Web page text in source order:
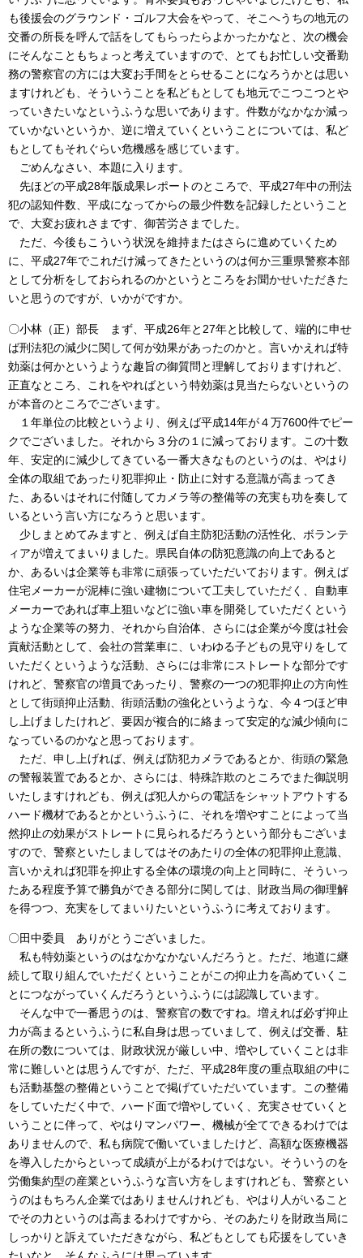
も後援会のグラウンド・ゴルフ大会をやって、そこへうちの地元の
交番の所長を呼んで話をしてもらったらよかったかなと、次の機会
にそんなこともちょっと考えていますので、とてもお忙しい交番勤
務の警察官の方には大変お手間をとらせることになろうかとは思い
ますけれども、そういうことを私どもとしても地元でこつこつとや
っていきたいなというふうな思いであります。件数がなかなか減っ
ていかないというか、逆に増えていくということについては、私ど
もとしてもそれぐらい危機感を感じています。
ごめんなさい、本題に入ります。
先ほどの平成28年版成果レポートのところで、平成27年中の刑法
犯の認知件数、平成になってからの最少件数を記録したということ
で、大変お疲れさまです、御苦労さまでした。
ただ、今後もこういう状況を維持またはさらに進めていくため
に、平成27年でこれだけ減ってきたというのは何か三重県警察本部
として分析をしておられるのかというところをお聞かせいただきた
いと思うのですが、いかがですか。
〇小林（正）部長 まず、平成26年と27年と比較して、端的に申せ
ば刑法犯の減少に関して何が効果があったのかと。言いかえれば特
効薬は何かというような趣旨の御質問と理解しておりますけれど、
正直なところ、これをやればという特効薬は見当たらないというの
が本音のところでございます。
１年単位の比較というより、例えば平成14年が４万7600件でピー
クでございました。それから３分の１に減っております。この十数
年、安定的に減少してきている一番大きなものというのは、やはり
全体の取組であったり犯罪抑止・防止に対する意識が高まってき
た、あるいはそれに付随してカメラ等の整備等の充実も功を奏して
いるという言い方になろうと思います。
少しまとめてみますと、例えば自主防犯活動の活性化、ボランテ
ィアが増えてまいりました。県民自体の防犯意識の向上であると
か、あるいは企業等も非常に頑張っていただいております。例えば
住宅メーカーが泥棒に強い建物について工夫していただく、自動車
メーカーであれば車上狙いなどに強い車を開発していただくという
ような企業等の努力、それから自治体、さらには企業が今度は社会
貢献活動として、会社の営業車に、いわゆる子どもの見守りをして
いただくというような活動、さらには非常にストレートな部分です
けれど、警察官の増員であったり、警察の一つの犯罪抑止の方向性
として街頭抑止活動、街頭活動の強化というような、今４つほど申
し上げましたけれど、要因が複合的に絡まって安定的な減少傾向に
なっているのかなと思っております。
ただ、申し上げれば、例えば防犯カメラであるとか、街頭の緊急
の警報装置であるとか、さらには、特殊詐欺のところでまた御説明
いたしますけれども、例えば犯人からの電話をシャットアウトする
ハード機材であるとかというふうに、それを増やすことによって当
然抑止の効果がストレートに見られるだろうという部分もございま
すので、警察といたしましてはそのあたりの全体の犯罪抑止意識、
言いかえれば犯罪を抑止する全体の環境の向上と同時に、そういっ
たある程度予算で勝負ができる部分に関しては、財政当局の御理解
を得つつ、充実をしてまいりたいというふうに考えております。
〇田中委員 ありがとうございました。
私も特効薬というのはなかなかないんだろうと。ただ、地道に継
続して取り組んでいただくということがこの抑止力を高めていくこ
とにつながっていくんだろうというふうには認識しています。
そんな中で一番思うのは、警察官の数ですね。増えれば必ず抑止
力が高まるというふうに私自身は思っていまして、例えば交番、駐
在所の数については、財政状況が厳しい中、増やしていくことは非
常に難しいとは思うんですが、ただ、平成28年度の重点取組の中に
も活動基盤の整備ということで掲げていただいています。この整備
をしていただく中で、ハード面で増やしていく、充実させていくと
いうことに伴って、やはりマンパワー、機械が全てできるわけでは
ありませんので、私も病院で働いていましたけど、高額な医療機器
を導入したからといって成績が上がるわけではない。そういうのを
労働集約型の産業というふうな言い方をしますけれども、警察とい
うのはもちろん企業ではありませんけれども、やはり人がいること
でその力というのは高まるわけですから、そのあたりを財政当局に
しっかりと訴えていただきながら、私どもとしても応援をしていき